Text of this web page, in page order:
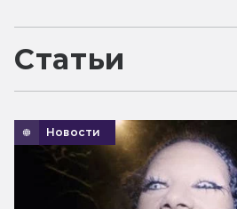
Статьи
Новости